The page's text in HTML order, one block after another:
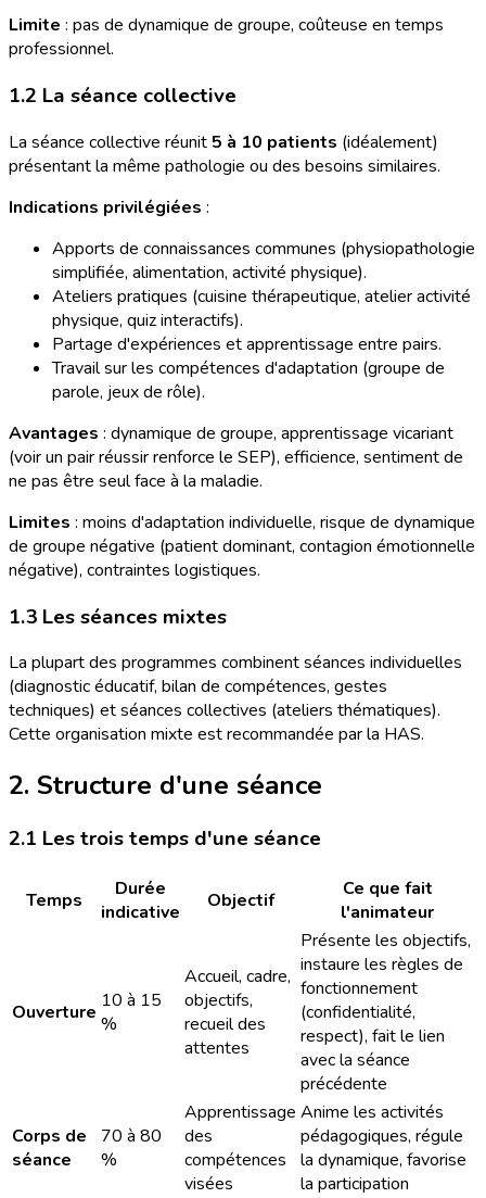
Limite : pas de dynamique de groupe, coûteuse en temps
professionnel.
1.2 La séance collective
La séance collective réunit 5 à 10 patients (idéalement)
présentant la même pathologie ou des besoins similaires.
Indications privilégiées :
Apports de connaissances communes (physiopathologie
simplifiée, alimentation, activité physique).
Ateliers pratiques (cuisine thérapeutique, atelier activité
physique, quiz interactifs).
Partage d'expériences et apprentissage entre pairs.
Travail sur les compétences d'adaptation (groupe de
parole, jeux de rôle).
Avantages : dynamique de groupe, apprentissage vicariant
(voir un pair réussir renforce le SEP), efficience, sentiment de
ne pas être seul face à la maladie.
Limites : moins d'adaptation individuelle, risque de dynamique
de groupe négative (patient dominant, contagion émotionnelle
négative), contraintes logistiques.
1.3 Les séances mixtes
La plupart des programmes combinent séances individuelles
(diagnostic éducatif, bilan de compétences, gestes
techniques) et séances collectives (ateliers thématiques).
Cette organisation mixte est recommandée par la HAS.
2. Structure d'une séance
2.1 Les trois temps d'une séance
Temps
Durée
indicative
Objectif
Ce que fait
l'animateur
Ouverture 10 à 15
%
Accueil, cadre,
objectifs,
recueil des
attentes
Présente les objectifs,
instaure les règles de
fonctionnement
(confidentialité,
respect), fait le lien
avec la séance
précédente
Corps de
séance
70 à 80
%
Apprentissage
des
compétences
visées
Anime les activités
pédagogiques, régule
la dynamique, favorise
la participation